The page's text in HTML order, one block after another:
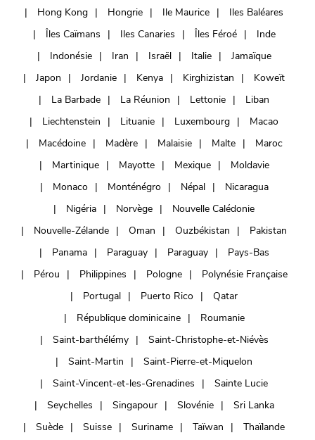
Hong Kong
Hongrie Ile Maurice
Iles Baléares
Îles Caïmans
Iles Canaries Îles Féroé
Inde
Indonésie
Iran Israël Italie
Jamaïque
Japon
Jordanie Kenya Kirghizistan
Koweït
La Barbade
La Réunion Lettonie
Liban
Liechtenstein
Lituanie Luxembourg
Macao
Macédoine
Madère Malaisie Malte
Maroc
Martinique
Mayotte Mexique
Moldavie
Monaco
Monténégro Népal
Nicaragua
Nigéria
Norvège
Nouvelle Calédonie
Nouvelle-Zélande
Oman Ouzbékistan
Pakistan
Panama
Paraguay Paraguay
Pays-Bas
Pérou
Philippines Pologne
Polynésie Française
Portugal
Puerto Rico
Qatar
République dominicaine
Roumanie
Saint-barthélémy
Saint-Christophe-et-Niévès
Saint-Martin
Saint-Pierre-et-Miquelon
Saint-Vincent-et-les-Grenadines
Sainte Lucie
Seychelles
Singapour Slovénie
Sri Lanka
Suède
Suisse Suriname Taïwan Thaïlande